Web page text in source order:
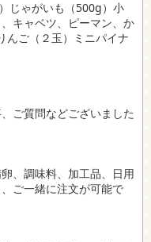
じゃがいも（500g）小
キャベツ、ピーマン、か
んご（２玉）ミニパイナ
ご質問などございました
、調味料、加工品、日用
ご一緒に注文が可能で